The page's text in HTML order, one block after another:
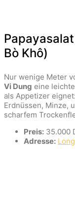
Bò Khô)
Nur wenige Meter
Vi Dung eine
als Appetizer
Erdnüssen, Minze,
scharfem
Preis: 35.000
Adresse: